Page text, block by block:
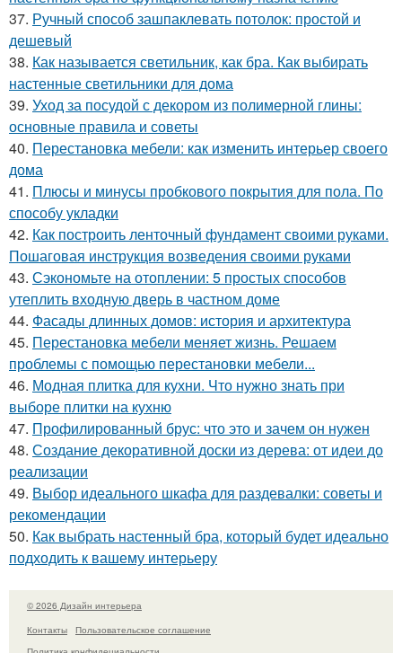
37. Ручный способ зашпаклевать потолок: простой и
дешевый
38. Как называется светильник, как бра. Как выбирать
настенные светильники для дома
39. Уход за посудой с декором из полимерной глины:
основные правила и советы
40. Перестановка мебели: как изменить интерьер своего
дома
41. Плюсы и минусы пробкового покрытия для пола. По
способу укладки
42. Как построить ленточный фундамент своими руками.
Пошаговая инструкция возведения своими руками
43. Сэкономьте на отоплении: 5 простых способов
утеплить входную дверь в частном доме
44. Фасады длинных домов: история и архитектура
45. Перестановка мебели меняет жизнь. Решаем
проблемы с помощью перестановки мебели...
46. Модная плитка для кухни. Что нужно знать при
выборе плитки на кухню
47. Профилированный брус: что это и зачем он нужен
48. Создание декоративной доски из дерева: от идеи до
реализации
49. Выбор идеального шкафа для раздевалки: советы и
рекомендации
50. Как выбрать настенный бра, который будет идеально
подходить к вашему интерьеру
© 2026 Дизайн интерьера
Контакты
Пользовательское соглашение